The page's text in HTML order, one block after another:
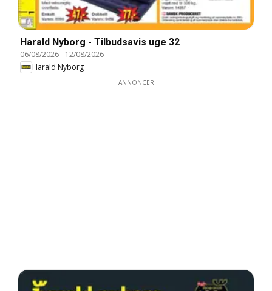
Harald Nyborg - Tilbudsavis uge 32
06/08/2026- 12/08/2026
Harald Nyborg
ANNONCER